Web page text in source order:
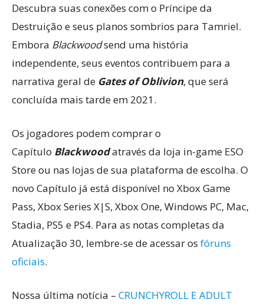
Descubra suas conexões com o Príncipe da
Destruição e seus planos sombrios para Tamriel.
Embora Blackwoodsend uma história
independente, seus eventos contribuem para a
narrativa geral de Gates of Oblivion, que será
concluída mais tarde em 2021.
Os jogadores podem comprar o
Capítulo Blackwoodatravés da loja in-game ESO
Store ou nas lojas de sua plataforma de escolha. O
novo Capítulo já está disponível no Xbox Game
Pass, Xbox Series X|S, Xbox One, Windows PC, Mac,
Stadia, PS5 e PS4. Para as notas completas da
Atualização 30, lembre-se de acessar os fóruns
oficiais.
Nossa última notícia – CRUNCHYROLL E ADULT